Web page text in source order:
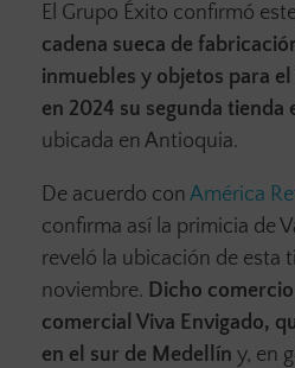
El Grupo Éxito confirmó
cadena sueca de
inmuebles y objetos para
en 2024 su segunda tienda
ubicada en Antioquia.
De acuerdo con América
confirma así la primicia de
reveló la ubicación de esta
noviembre. Dicho
comercial Viva Envigado,
en el sur de Medellín y, en